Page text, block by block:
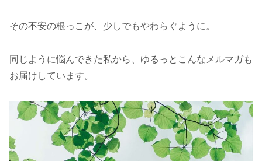
その不安の根っこが、少しでもやわらぐように。
同じように悩んできた私から、ゆるっとこんなメルマガも
お届けしています。